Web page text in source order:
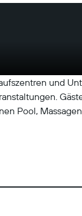
und
Pool,